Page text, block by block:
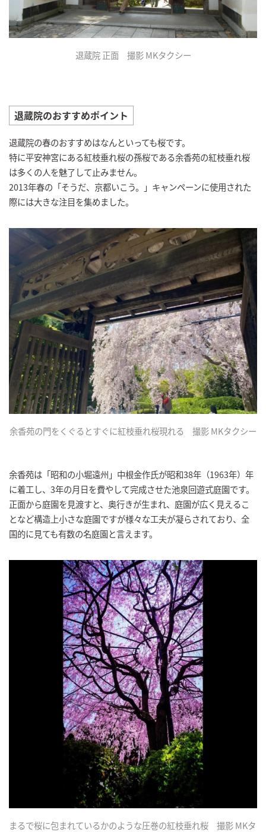
退蔵院 正面 撮影 MKタクシー
退蔵院のおすすめポイント
退蔵院の春のおすすめはなんといっても桜です。
特に平安神宮にある紅枝垂れ桜の孫桜である余香苑の紅枝垂れ桜
は多くの人を魅了して止みません。
2013年春の「そうだ、京都いこう。」キャンペーンに使用された
際には大きな注目を集めました。
余香苑の門をくぐるとすぐに紅枝垂れ桜現れる 撮影 MKタクシー
余香苑は「昭和の小堀遠州」中根金作氏が昭和38年（1963年）年
に着工し、3年の月日を費やして完成させた池泉回遊式庭園です。
正面から庭園を見渡すと、奥行きが生まれ、庭園が広く見えるこ
となど構造上小さな庭園ですが様々な工夫が凝らされており、全
国的に見ても有数の名庭園と言えます。
まるで桜に包まれているかのような圧巻の紅枝垂れ桜 撮影 MKタ